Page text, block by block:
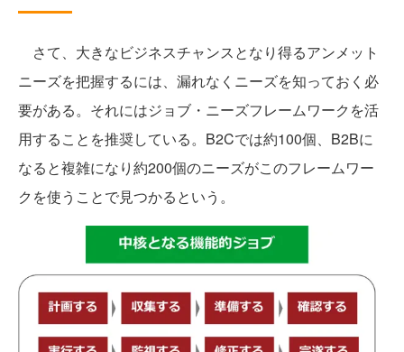
さて、大きなビジネスチャンスとなり得るアンメット
ニーズを把握するには、漏れなくニーズを知っておく必
要がある。それにはジョブ・ニーズフレームワークを活
用することを推奨している。B2Cでは約100個、B2Bに
なると複雑になり約200個のニーズがこのフレームワー
クを使うことで見つかるという。